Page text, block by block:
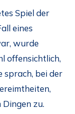
Spiel der
eines
wurde
offensichtlich,
sprach, bei der
zu.